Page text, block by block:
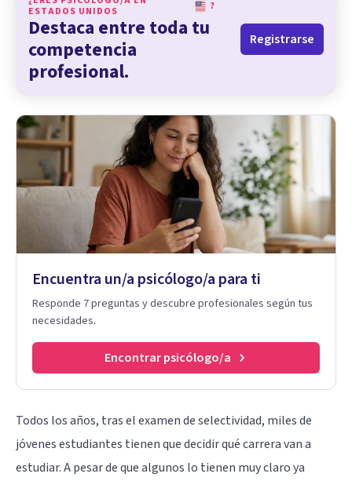
ESTADOS UNIDOS
?
Destaca entre toda tu
competencia
profesional.
Registrarse
Encuentra un/a psicólogo/a para ti
Responde 7 preguntas y descubre profesionales según tus
necesidades.
Encontrar psicólogo/a
Todos los años, tras el examen de selectividad, miles de
jóvenes estudiantes tienen que decidir qué carrera van a
estudiar. A pesar de que algunos lo tienen muy claro ya